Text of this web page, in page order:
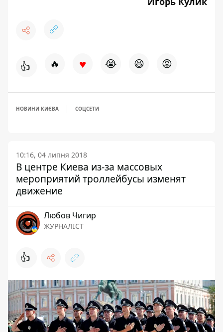
👍 🔥 ♥ 😭 😆 😡
НОВИНИ КИЄВА СОЦСЕТИ
10:16, 04 липня 2018
В центре Киева из-за массовых
мероприятий троллейбусы изменят
движение
Любов Чигир
ЖУРНАЛІСТ
👍